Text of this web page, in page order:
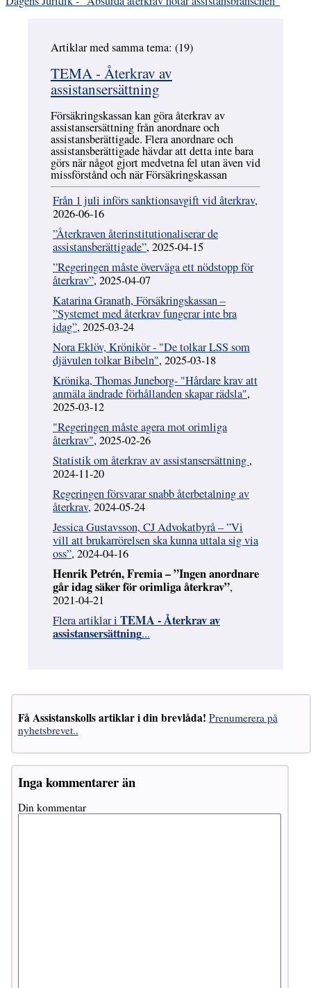
Artiklar med samma tema: (19)
TEMA - Återkrav av
assistansersättning
Försäkringskassan kan göra återkrav av
assistansersättning från anordnare och
assistansberättigade. Flera anordnare och
assistansberättigade hävdar att detta inte bara
görs när något gjort medvetna fel utan även vid
missförstånd och när Försäkringskassan
Från 1 juli införs sanktionsavgift vid återkrav,
2026-06-16
”Återkraven återinstitutionaliserar de
assistansberättigade”, 2025-04-15
”Regeringen måste överväga ett nödstopp för
återkrav”, 2025-04-07
Katarina Granath, Försäkringskassan –
”Systemet med återkrav fungerar inte bra
idag”, 2025-03-24
Nora Eklöv, Krönikör - "De tolkar LSS som
djävulen tolkar Bibeln", 2025-03-18
Krönika, Thomas Juneborg- "Hårdare krav att
anmäla ändrade förhållanden skapar rädsla",
2025-03-12
"Regeringen måste agera mot orimliga
återkrav", 2025-02-26
Statistik om återkrav av assistansersättning ,
2024-11-20
Regeringen försvarar snabb återbetalning av
återkrav, 2024-05-24
Jessica Gustavsson, CJ Advokatbyrå – ”Vi
vill att brukarrörelsen ska kunna uttala sig via
oss”, 2024-04-16
Henrik Petrén, Fremia – ”Ingen anordnare
går idag säker för orimliga återkrav”,
2021-04-21
Flera artiklar i TEMA - Återkrav av
assistansersättning...
Få Assistanskolls artiklar i din brevlåda! Prenumerera på
nyhetsbrevet..
Inga kommentarer än
Din kommentar